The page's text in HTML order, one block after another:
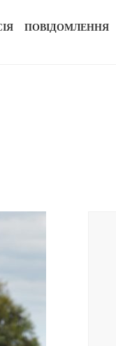
ПОВІДОМЛЕННЯ